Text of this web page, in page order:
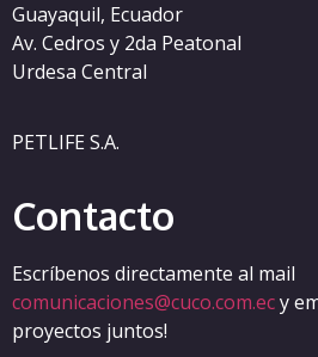
Guayaquil, Ecuador
Av. Cedros y 2da Peatonal
Urdesa Central
PETLIFE S.A.
Contacto
Escríbenos directamente al mail
comunicaciones@cuco.com.ecy
proyectos juntos!